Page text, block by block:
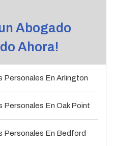
Abogado
Ahora!
Personales En Arlington
En Oak Point
Personales En Bedford